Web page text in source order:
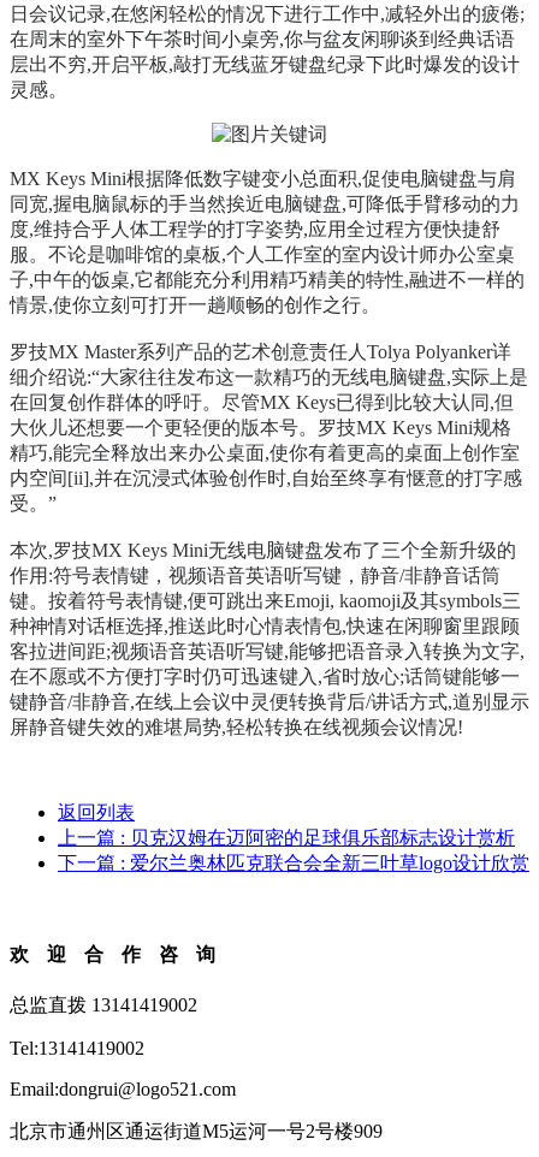
日会议记录,在悠闲轻松的情况下进行工作中,减轻外出的疲倦;
在周末的室外下午茶时间小桌旁,你与盆友闲聊谈到经典话语
层出不穷,开启平板,敲打无线蓝牙键盘纪录下此时爆发的设计
灵感。
MX Keys Mini根据降低数字键变小总面积,促使电脑键盘与肩
同宽,握电脑鼠标的手当然挨近电脑键盘,可降低手臂移动的力
度,维持合乎人体工程学的打字姿势,应用全过程方便快捷舒
服。不论是咖啡馆的桌板,个人工作室的室内设计师办公室桌
子,中午的饭桌,它都能充分利用精巧精美的特性,融进不一样的
情景,使你立刻可打开一趟顺畅的创作之行。
罗技MX Master系列产品的艺术创意责任人Tolya Polyanker详
细介绍说:“大家往往发布这一款精巧的无线电脑键盘,实际上是
在回复创作群体的呼吁。尽管MX Keys已得到比较大认同,但
大伙儿还想要一个更轻便的版本号。罗技MX Keys Mini规格
精巧,能完全释放出来办公桌面,使你有着更高的桌面上创作室
内空间[ii],并在沉浸式体验创作时,自始至终享有惬意的打字感
受。”
本次,罗技MX Keys Mini无线电脑键盘发布了三个全新升级的
作用:符号表情键，视频语音英语听写键，静音/非静音话筒
键。按着符号表情键,便可跳出来Emoji, kaomoji及其symbols三
种神情对话框选择,推送此时心情表情包,快速在闲聊窗里跟顾
客拉进间距;视频语音英语听写键,能够把语音录入转换为文字,
在不愿或不方便打字时仍可迅速键入,省时放心;话筒键能够一
键静音/非静音,在线上会议中灵便转换背后/讲话方式,道别显示
屏静音键失效的难堪局势,轻松转换在线视频会议情况!
返回列表
上一篇 : 贝克汉姆在迈阿密的足球俱乐部标志设计赏析
下一篇 : 爱尔兰奥林匹克联合会全新三叶草logo设计欣赏
欢迎合作咨询
总监直拨 13141419002
Tel:13141419002
Email:dongrui@logo521.com
北京市通州区通运街道M5运河一号2号楼909